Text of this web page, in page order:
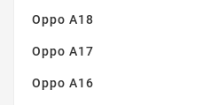
Oppo A18
Oppo A17
Oppo A16